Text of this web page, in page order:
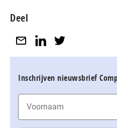
Deel
Inschrijven nieuwsbrief